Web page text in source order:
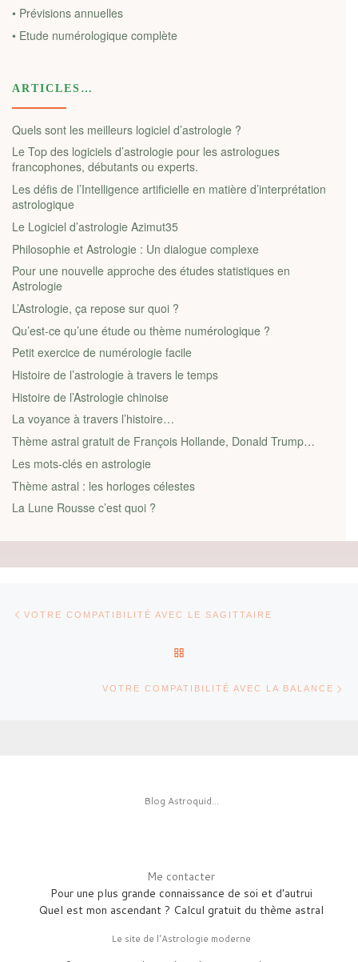
• Prévisions annuelles
• Etude numérologique complète
ARTICLES…
Quels sont les meilleurs logiciel d’astrologie ?
Le Top des logiciels d’astrologie pour les astrologues
francophones, débutants ou experts.
Les défis de l’Intelligence artificielle en matière d’interprétation
astrologique
Le Logiciel d’astrologie Azimut35
Philosophie et Astrologie : Un dialogue complexe
Pour une nouvelle approche des études statistiques en
Astrologie
L’Astrologie, ça repose sur quoi ?
Qu’est-ce qu’une étude ou thème numérologique ?
Petit exercice de numérologie facile
Histoire de l’astrologie à travers le temps
Histoire de l’Astrologie chinoise
La voyance à travers l’histoire…
Thème astral gratuit de François Hollande, Donald Trump…
Les mots-clés en astrologie
Thème astral : les horloges célestes
La Lune Rousse c’est quoi ?
VOTRE COMPATIBILITÉ AVEC LE SAGITTAIRE
VOTRE COMPATIBILITÉ AVEC LA BALANCE
Blog Astroquid...
Me contacter
Pour une plus grande connaissance de soi et d'autrui
Quel est mon ascendant ? Calcul gratuit du thème astral
Le site de l'Astrologie moderne